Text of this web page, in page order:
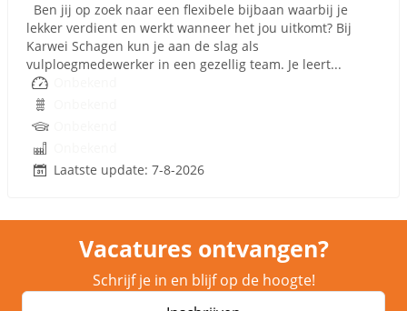
Ben jij op zoek naar een flexibele bijbaan waarbij je
lekker verdient en werkt wanneer het jou uitkomt? Bij
Karwei Schagen kun je aan de slag als
vulploegmedewerker in een gezellig team. Je leert...
Laatste update: 7-8-2026
Vacatures ontvangen?
Schrijf je in en blijf op de hoogte!